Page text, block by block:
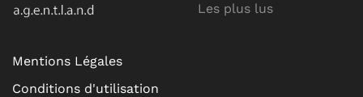
Mentions Légales
Conditions d'utilisation
Les plus lus